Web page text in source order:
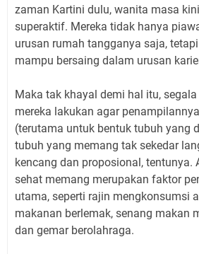
zaman Kartini dulu, wanita masa
superaktif. Mereka tidak hanya
urusan rumah tangganya saja,
mampu bersaing dalam urusan
Maka tak khayal demi hal itu,
mereka lakukan agar
(terutama untuk bentuk tubuh yang
tubuh yang memang tak sekedar
kencang dan proposional, tentunya.
sehat memang merupakan faktor
utama, seperti rajin mengkonsumsi
makanan berlemak, senang makan
dan gemar berolahraga.